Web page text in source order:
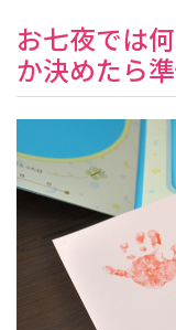
お七夜では
か決めたら